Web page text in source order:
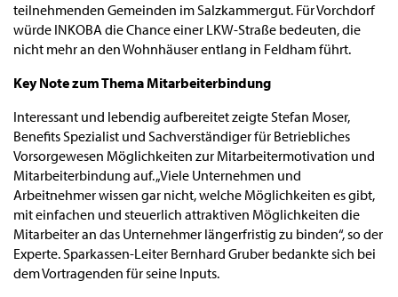
teilnehmenden Gemeinden im Salzkammergut. Für Vorchdorf
würde INKOBA die Chance einer LKW-Straße bedeuten, die
nicht mehr an den Wohnhäuser entlang in Feldham führt.
Key Note zum Thema Mitarbeiterbindung
Interessant und lebendig aufbereitet zeigte Stefan Moser,
Benefits Spezialist und Sachverständiger für Betriebliches
Vorsorgewesen Möglichkeiten zur Mitarbeitermotivation und
Mitarbeiterbindung auf. „Viele Unternehmen und
Arbeitnehmer wissen gar nicht, welche Möglichkeiten es gibt,
mit einfachen und steuerlich attraktiven Möglichkeiten die
Mitarbeiter an das Unternehmer längerfristig zu binden“, so der
Experte. Sparkassen-Leiter Bernhard Gruber bedankte sich bei
dem Vortragenden für seine Inputs.